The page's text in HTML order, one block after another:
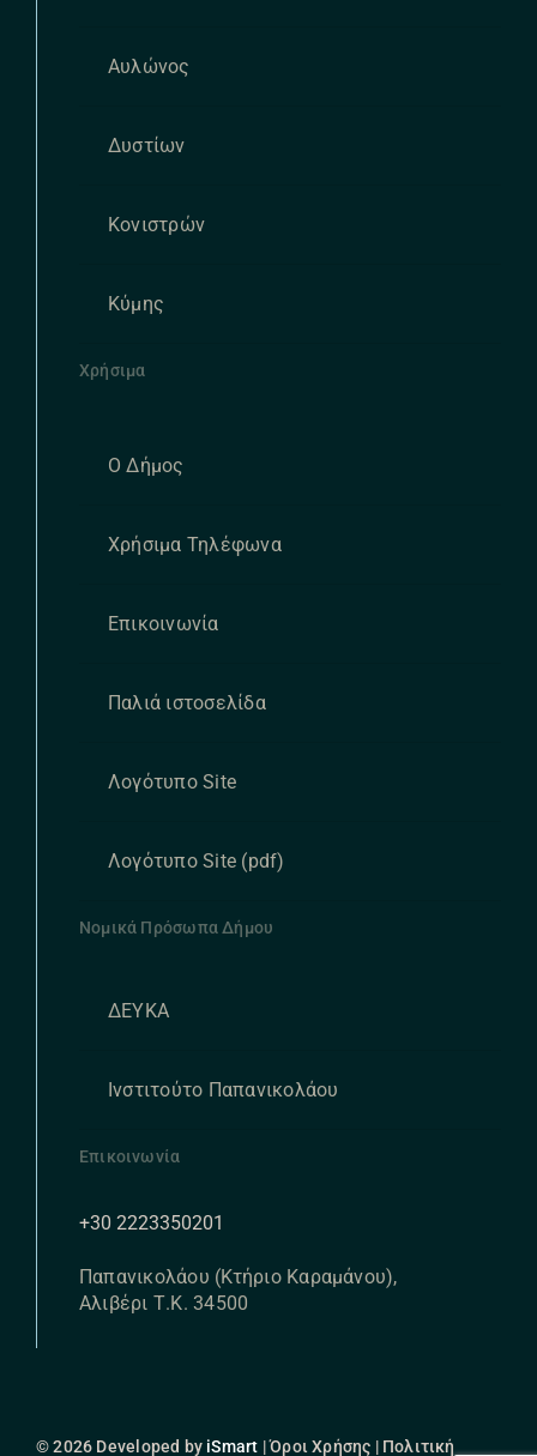
Αυλώνος
Δυστίων
Κονιστρών
Κύμης
Χρήσιμα
Ο Δήμος
Χρήσιμα Τηλέφωνα
Επικοινωνία
Παλιά ιστοσελίδα
Λογότυπο Site
Λογότυπο Site (pdf)
Νομικά Πρόσωπα Δήμου
ΔΕΥΚΑ
Ινστιτούτο Παπανικολάου
Επικοινωνία
+30 2223350201
Παπανικολάου (Κτήριο Καραμάνου),
Αλιβέρι Τ.Κ. 34500
© 2026 Developed by iSmart | Όροι Χρήσης | Πολιτική